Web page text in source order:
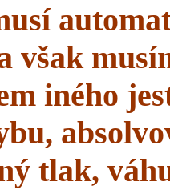
však
iného
tlak,